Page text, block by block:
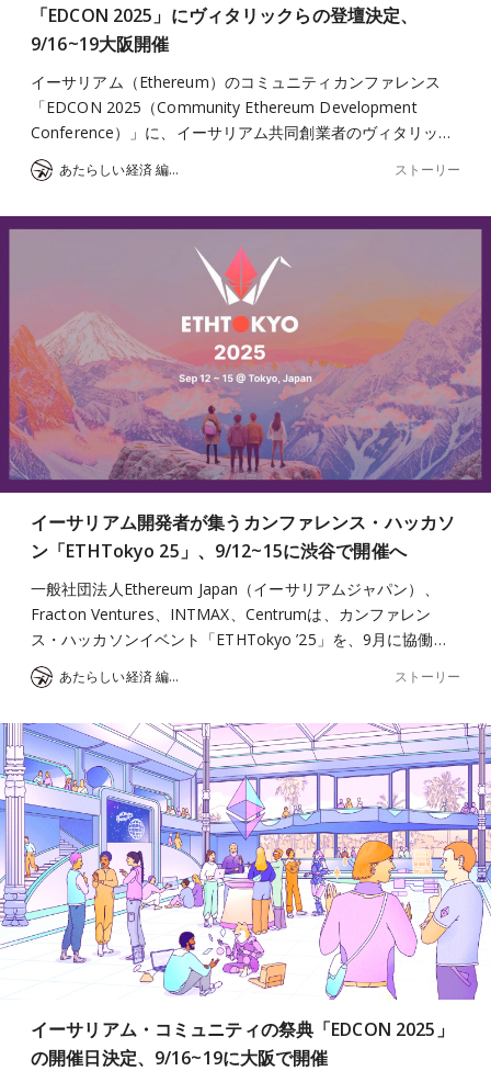
「EDCON 2025」にヴィタリックらの登壇決定、
9/16~19大阪開催
イーサリアム（Ethereum）のコミュニティカンファレンス
「EDCON 2025（Community Ethereum Development
Conference）」に、イーサリアム共同創業者のヴィタリッ…
あたらしい経済 編集部 ストーリー
イーサリアム開発者が集うカンファレンス・ハッカソ
ン「ETHTokyo 25」、9/12~15に渋谷で開催へ
一般社団法人Ethereum Japan（イーサリアムジャパン）、
Fracton Ventures、INTMAX、Centrumは、カンファレン
ス・ハッカソンイベント「ETHTokyo ’25」を、9月に協働…
あたらしい経済 編集部 ストーリー
イーサリアム・コミュニティの祭典「EDCON 2025」
の開催日決定、9/16~19に大阪で開催